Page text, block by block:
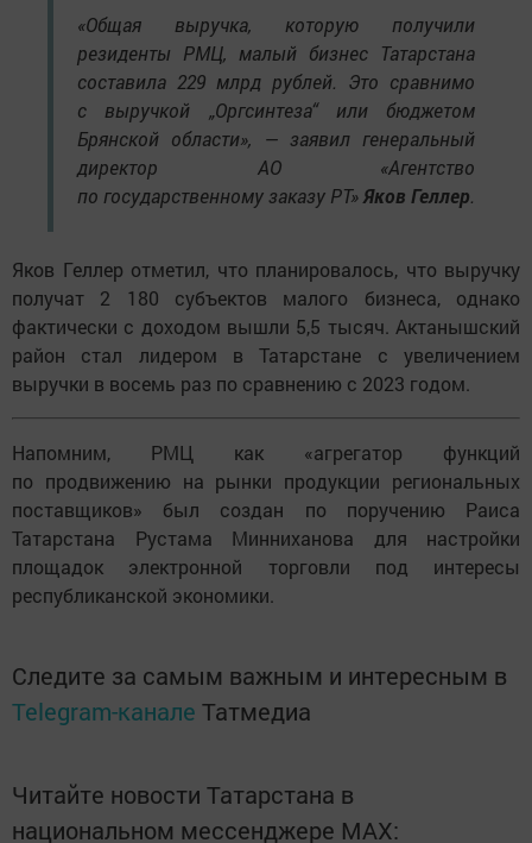
«Общая выручка, которую получили
резиденты РМЦ, малый бизнес Татарстана
составила 229 млрд рублей. Это сравнимо
с выручкой „Оргсинтеза“ или бюджетом
Брянской области», — заявил генеральный
директор АО «Агентство
по государственному заказу РТ»Яков Геллер.
Яков Геллер отметил, что планировалось, что выручку
получат 2 180 субъектов малого бизнеса, однако
фактически с доходом вышли 5,5 тысяч. Актанышский
район стал лидером в Татарстане с увеличением
выручки в восемь раз по сравнению с 2023 годом.
Напомним, РМЦ как «агрегатор функций
по продвижению на рынки продукции региональных
поставщиков» был создан по поручению Раиса
Татарстана Рустама Минниханова для настройки
площадок электронной торговли под интересы
республиканской экономики.
Следите за самым важным и интересным в
Telegram-канале Татмедиа
Читайте новости Татарстана в
национальном мессенджере MАХ: